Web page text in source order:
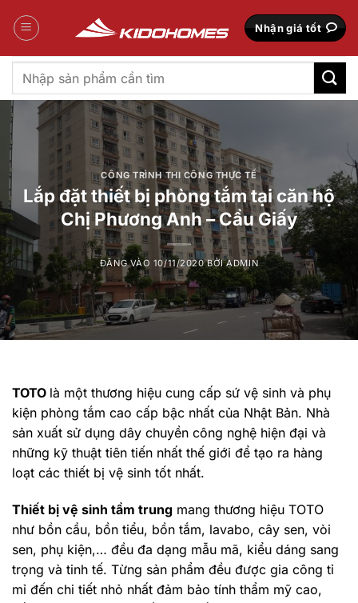
qua
Nhận giá tốt
Tìm
kiếm:
CÔNG TRÌNH THI CÔNG THỰC TẾ
Lắp đặt thiết bị phòng tắm tại căn hộ
Chị Phương Anh – Cầu Giấy
ĐĂNG VÀO 10/11/2020 BỞIADMIN
TOTO là một thương hiệu cung cấp sứ vệ sinh và phụ
kiện phòng tắm cao cấp bậc nhất của Nhật Bản. Nhà
sản xuất sử dụng dây chuyền công nghệ hiện đại và
những kỹ thuật tiên tiến nhất thế giới để tạo ra hàng
loạt các thiết bị vệ sinh tốt nhất.
Thiết bị vệ sinh tầm trung mang thương hiệu TOTO
như bồn cầu, bồn tiểu, bồn tắm, lavabo, cây sen, vòi
sen, phụ kiện,… đều đa dạng mẫu mã, kiểu dáng sang
trọng và tinh tế. Từng sản phẩm đều được gia công tỉ
mỉ đến chi tiết nhỏ nhất đảm bảo tính thẩm mỹ cao,